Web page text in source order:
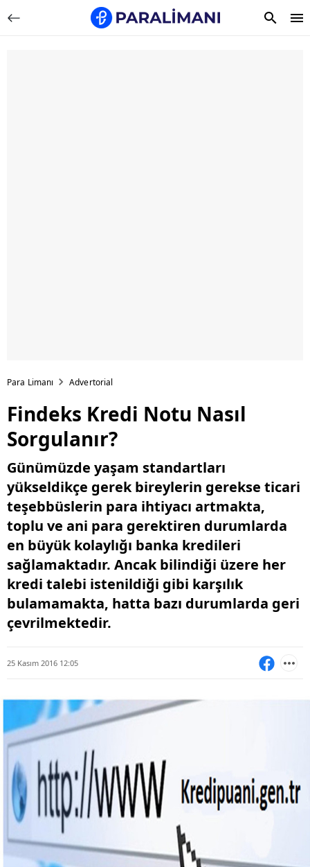
Para Limanı Advertorial
Findeks Kredi Notu Nasıl
Sorgulanır?
Günümüzde yaşam standartları
yükseldikçe gerek bireylerin gerekse ticari
teşebbüslerin para ihtiyacı artmakta,
toplu ve ani para gerektiren durumlarda
en büyük kolaylığı banka kredileri
sağlamaktadır. Ancak bilindiği üzere her
kredi talebi istenildiği gibi karşılık
bulamamakta, hatta bazı durumlarda geri
çevrilmektedir.
25 Kasım 2016 12:05